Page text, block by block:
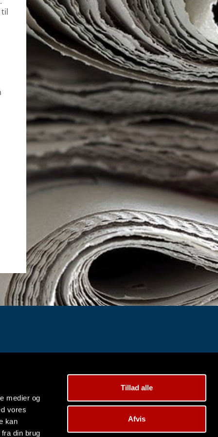
medier og
vores
kan
din brug
Tillad alle
Afvis